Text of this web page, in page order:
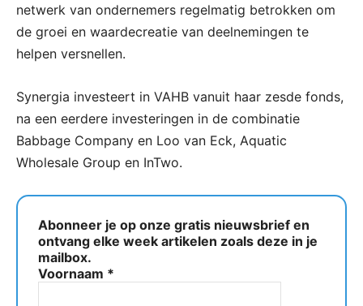
netwerk van ondernemers regelmatig betrokken om
de groei en waardecreatie van deelnemingen te
helpen versnellen.
Synergia investeert in VAHB vanuit haar zesde fonds,
na een eerdere investeringen in de combinatie
Babbage Company en Loo van Eck, Aquatic
Wholesale Group en InTwo.
Abonneer je op onze gratis nieuwsbrief en
ontvang elke week artikelen zoals deze in je
mailbox.
Voornaam *